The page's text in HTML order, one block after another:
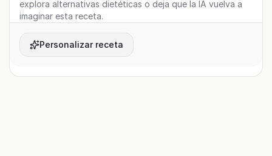
explora alternativas dietéticas o deja que la IA vuelva a
imaginar esta receta.
Personalizar receta